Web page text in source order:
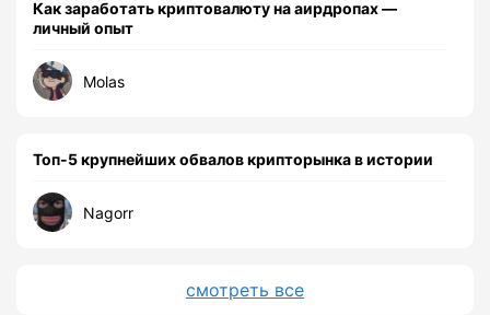
Как заработать криптовалюту на аирдропах —
личный опыт
Molas
Топ-5 крупнейших обвалов крипторынка в истории
Nagorr
смотреть все